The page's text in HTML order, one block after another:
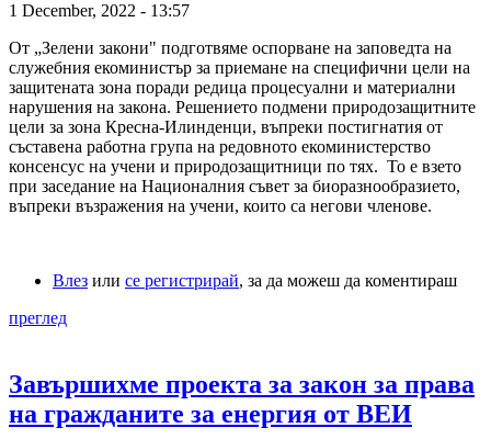
1 December, 2022 - 13:57
От „Зелени закони" подготвяме оспорване на заповедта на
служебния екоминистър за приемане на специфични цели на
защитената зона поради редица процесуални и материални
нарушения на закона. Решението подмени природозащитните
цели за зона Кресна-Илинденци, въпреки постигнатия от
съставена работна група на редовното екоминистерство
консенсус на учени и природозащитници по тях. То е взето
при заседание на Националния съвет за биоразнообразието,
въпреки възражения на учени, които са негови членове.
Влез или се регистрирай, за да можеш да коментираш
преглед
Завършихме проекта за закон за права
на гражданите за енергия от ВЕИ